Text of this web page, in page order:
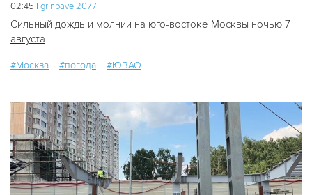
02:45 | grinpavel2077
Сильный дождь и молнии на юго-востоке Москвы ночью 7
августа
#Москва #погода #ЮВАО